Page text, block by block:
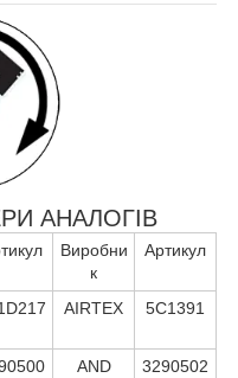
АНАЛОГІВ
Виробни
к
Артикул
AIRTEX 5C1391
AND
3290502